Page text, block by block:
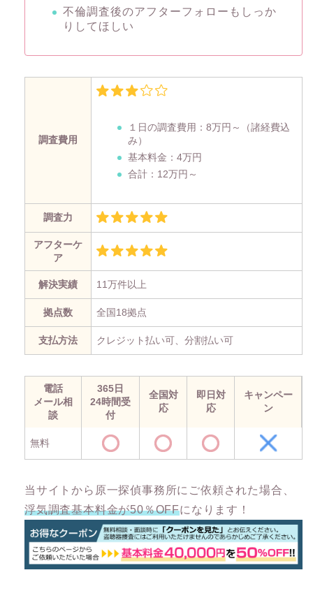
不倫調査後のアフターフォローもしっか
りしてほしい
調査費用
１日の調査費用： 8万円～
（諸経費込
み）
基本料金：4万円
合計：12万円～
調査力
アフターケ
ア
解決実績 11万件以上
拠点数 全国18拠点
支払方法 クレジット払い可、分割払い可
電話
メール相
談
365日
24時間受
付
全国対
応
即日対
応
キャンペー
ン
無料
当サイトから原一探偵事務所にご依頼された場合、
浮気調査基本料金が50％OFFになります！